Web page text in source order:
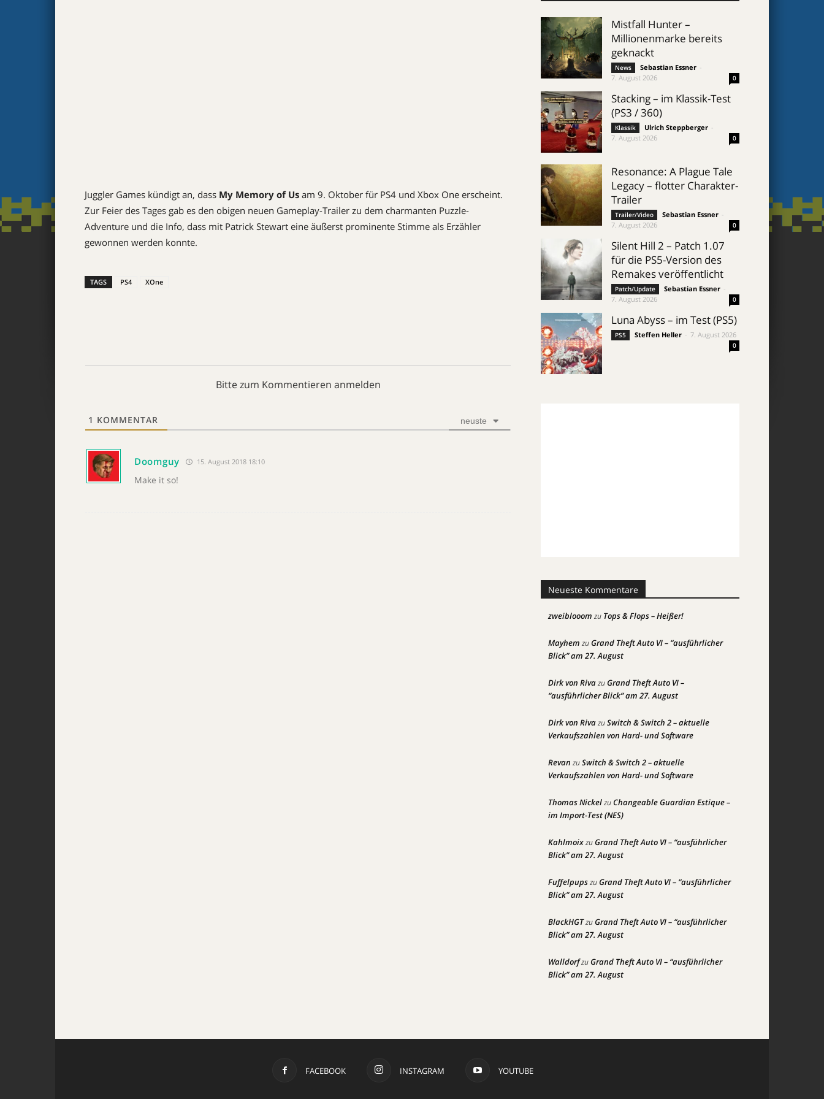
Juggler Games kündigt an, dass My Memory of Us am 9. Oktober für PS4 und Xbox One erscheint.
Zur Feier des Tages gab es den obigen neuen Gameplay-Trailer zu dem charmanten Puzzle-
Adventure und die Info, dass mit Patrick Stewart eine äußerst prominente Stimme als Erzähler
gewonnen werden konnte.
TAGS PS4 XOne
Bitte zum Kommentieren anmelden
1 KOMMENTAR neuste
Doomguy 15. August 2018 18:10
Make it so!
Mistfall Hunter –
Millionenmarke bereits
geknackt
News Sebastian Essner
7. August 2026
0
Stacking – im Klassik-Test
(PS3 / 360)
Klassik Ulrich Steppberger
7. August 2026
0
Resonance: A Plague Tale
Legacy – flotter Charakter-
Trailer
Trailer/Video Sebastian Essner
7. August 2026
0
Silent Hill 2 – Patch 1.07
für die PS5-Version des
Remakes veröffentlicht
Patch/Update Sebastian Essner
7. August 2026
0
Luna Abyss – im Test (PS5)
PS5 Steffen Heller 7. August 2026
0
Neueste Kommentare
zweiblooom zu Tops & Flops – Heißer!
Mayhem zuGrand Theft Auto VI – “ausführlicher
Blick” am 27. August
Dirk von RivazuGrand Theft Auto VI –
“ausführlicher Blick” am 27. August
Dirk von RivazuSwitch & Switch 2 – aktuelle
Verkaufszahlen von Hard- und Software
Revan zuSwitch & Switch 2 – aktuelle
Verkaufszahlen von Hard- und Software
Thomas NickelzuChangeable Guardian Estique –
im Import-Test (NES)
KahlmoixzuGrand Theft Auto VI – “ausführlicher
Blick” am 27. August
FuffelpupszuGrand Theft Auto VI – “ausführlicher
Blick” am 27. August
BlackHGTzuGrand Theft Auto VI – “ausführlicher
Blick” am 27. August
WalldorfzuGrand Theft Auto VI – “ausführlicher
Blick” am 27. August
FACEBOOK INSTAGRAM YOUTUBE